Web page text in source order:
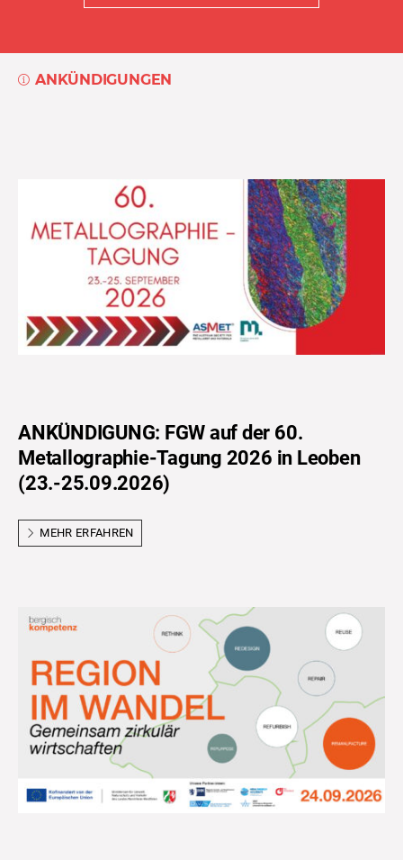
ANKÜNDIGUNGEN
ANKÜNDIGUNG: FGW auf der 60.
Metallographie-Tagung 2026 in Leoben
(23.-25.09.2026)
MEHR ERFAHREN